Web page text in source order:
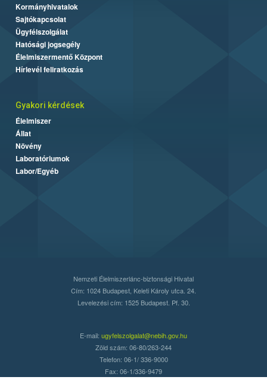
Kormányhivatalok
Sajtókapcsolat
Ügyfélszolgálat
Hatósági jogsegély
Élelmiszermentő Központ
Hírlevél feliratkozás
Gyakori kérdések
Élelmiszer
Állat
Növény
Laboratóriumok
Labor/Egyéb
Nemzeti Élelmiszerlánc-biztonsági Hivatal
Cím: 1024 Budapest, Keleti Károly utca. 24.
Levelezési cím: 1525 Budapest. Pf. 30.
E-mail: ugyfelszolgalat@nebih.gov.hu
Zöld szám: 06-80/263-244
Telefon: 06-1/ 336-9000
Fax: 06-1/336-9479